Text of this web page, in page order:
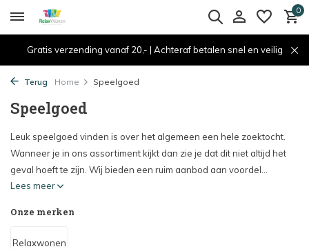
0
Gratis verzending vanaf 20,- | Achteraf betalen snel en veilig
Terug Home Speelgoed
Speelgoed
Leuk speelgoed vinden is over het algemeen een hele zoektocht.
Wanneer je in ons assortiment kijkt dan zie je dat dit niet altijd het
geval hoeft te zijn. Wij bieden een ruim aanbod aan voordel...
Lees meer
Onze merken
Relaxwonen